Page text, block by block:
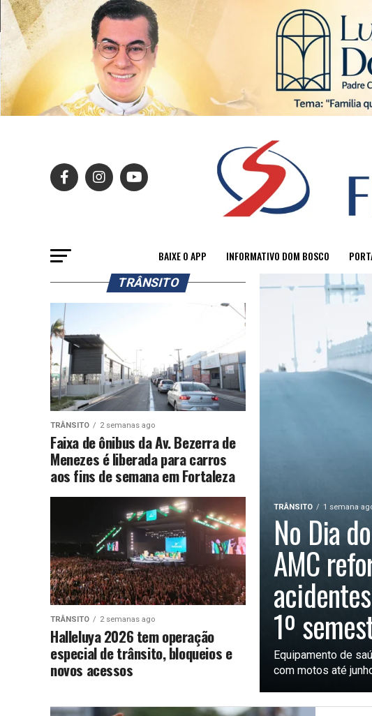
BAIXE O APP INFORMATIVO DOM BOSCO
TRÂNSITO 1 semana
No Dia
AMC
1º
Equipamento de
com motos até
TRÂNSITO
TRÂNSITO 2 semanas ago
Faixa de ônibus da Av. Bezerra de
Menezes é liberada para carros
aos fins de semana em Fortaleza
TRÂNSITO 2 semanas ago
Halleluya 2026 tem operação
especial de trânsito, bloqueios e
novos acessos